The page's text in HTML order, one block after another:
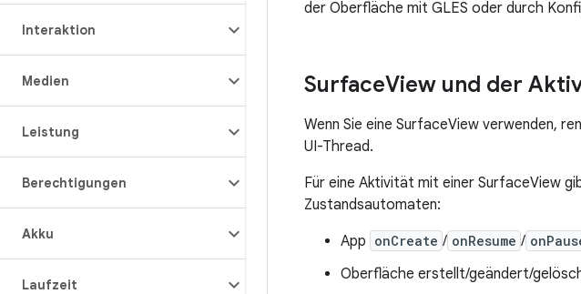
Interaktion
Medien
Leistung
Berechtigungen
Akku
Laufzeit
der Oberfläche mit GLES oder durch
SurfaceView und der
Wenn Sie eine SurfaceView verwenden,
UI-Thread.
Für eine Aktivität mit einer SurfaceView
Zustandsautomaten:
App onCreate / onResume /
Oberfläche erstellt/geändert/